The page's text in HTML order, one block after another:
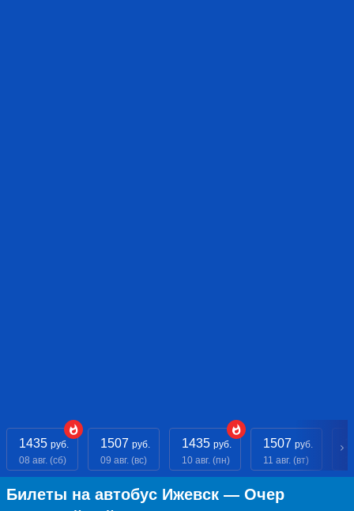
1435 руб.
08 авг. (сб)
1507 руб.
09 авг. (вс)
1435 руб.
10 авг. (пн)
1507 руб.
11 авг. (вт)
Билеты на автобус Ижевск — Очер